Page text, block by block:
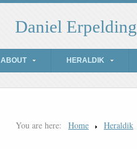
Daniel Erpelding
ABOUT HERALDIK
You are here: Home Heraldik